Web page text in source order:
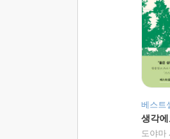
베스트
생각
도야마